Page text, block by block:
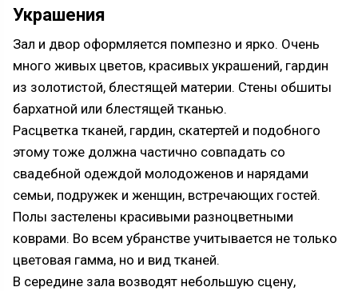
Украшения
Зал и двор оформляется помпезно и ярко. Очень
много живых цветов, красивых украшений, гардин
из золотистой, блестящей материи. Стены обшиты
бархатной или блестящей тканью.
Расцветка тканей, гардин, скатертей и подобного
этому тоже должна частично совпадать со
свадебной одеждой молодоженов и нарядами
семьи, подружек и женщин, встречающих гостей.
Полы застелены красивыми разноцветными
коврами. Во всем убранстве учитывается не только
цветовая гамма, но и вид тканей.
В середине зала возводят небольшую сцену,